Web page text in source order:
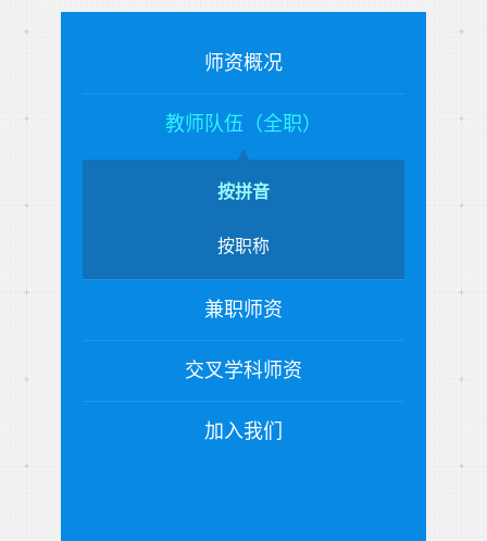
师资概况
教师队伍（全职）
按拼音
按职称
兼职师资
交叉学科师资
加入我们